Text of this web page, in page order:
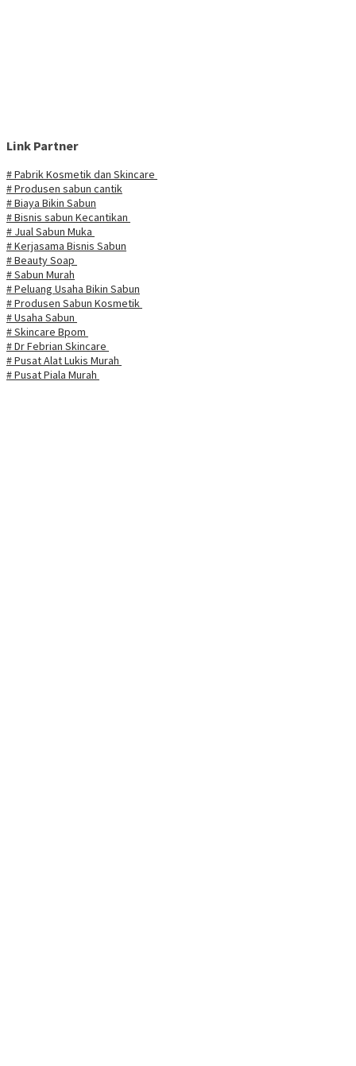
Link Partner
# Pabrik Kosmetik dan Skincare
# Produsen sabun cantik
# Biaya Bikin Sabun
# Bisnis sabun Kecantikan
# Jual Sabun Muka
# Kerjasama Bisnis Sabun
# Beauty Soap
# Sabun Murah
# Peluang Usaha Bikin Sabun
# Produsen Sabun Kosmetik
# Usaha Sabun
# Skincare Bpom
# Dr Febrian Skincare
# Pusat Alat Lukis Murah
# Pusat Piala Murah